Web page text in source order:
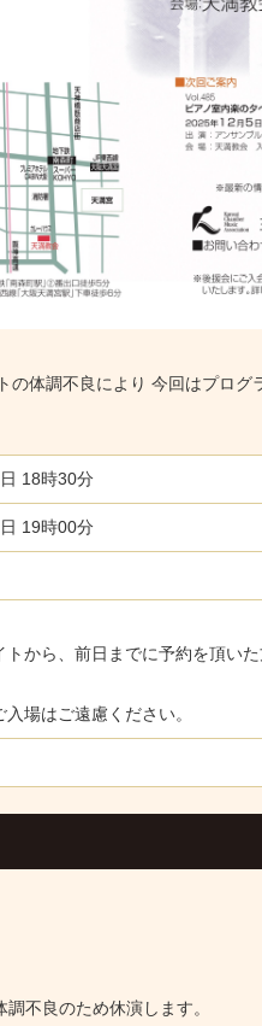
の体調不良により 今回はプログ
18時30分
19時00分
トから、前日までに予約を頂い
場はご遠慮ください。
調不良のため休演します。